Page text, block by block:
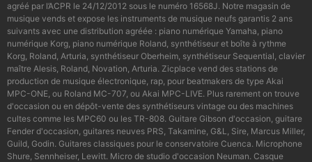
agréé par l’ACPR le 24/12/2012 sous le numéro 16568J. Notre magasin de
musique vends et expose les instruments de musique neufs garantis 2 ans
suivants avec une distribution agréée : piano numérique Yamaha, piano
numérique Korg, piano numérique Roland, synthétiseur et boîte à rythme
Korg, Roland, Arturia, synthétiseur Oberheim, synthétiseur Sequential, clavier
maître Alesis, Roland, Novation, Arturia. Zicplace vend des stations de
production de musique électronique, rap, pour beatmakers de type Akai
MPC-ONE, ou Roland MC-707, ou Akai MPC-LIVE. Plus rarement on trouve
d'occasion ou en dépôt-vente des synthétiseurs vintage ou des machines
cultes comme les MPC60 ou les TR-808. Guitare Gibson d'occasion, guitare
Fender d'occasion, guitares neuves PRS, Takamine, G&L, Sire, Marcus Miller,
Guild, Godin. Guitares classiques pour le conservatoire Cuenca. Microphone
Shure, Sennheiser, Lewitt. Micro de studio d'occasion Neuman. Casque